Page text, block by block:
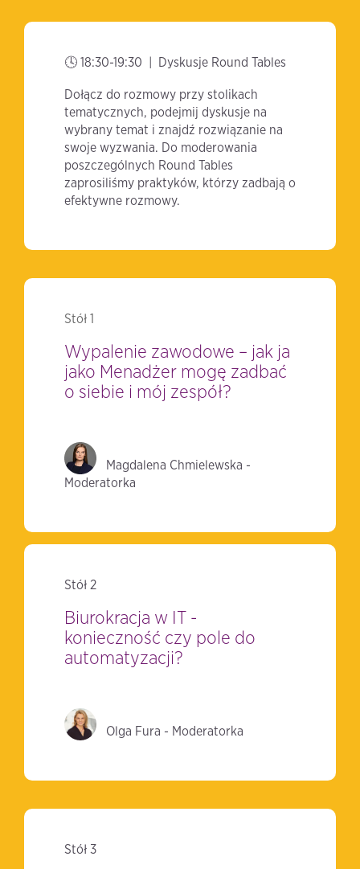
🕓 18:30-19:30 | Dyskusje Round Tables
Dołącz do rozmowy przy stolikach
tematycznych, podejmij dyskusje na
wybrany temat i znajdź rozwiązanie na
swoje wyzwania. Do moderowania
poszczególnych Round Tables
zaprosiliśmy praktyków, którzy zadbają o
efektywne rozmowy.
Stół 1
Wypalenie zawodowe – jak ja
jako Menadżer mogę zadbać
o siebie i mój zespół?
Magdalena Chmielewska -
Moderatorka
Stół 2
Biurokracja w IT -
konieczność czy pole do
automatyzacji?
Olga Fura - Moderatorka
Stół 3